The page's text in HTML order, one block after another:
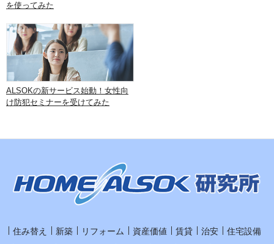
を使ってみた
ALSOKの新サービス始動！女性向
け防犯セミナーを受けてみた
住み替え 新築 リフォーム 資産価値 賃貸 治安
住宅設備